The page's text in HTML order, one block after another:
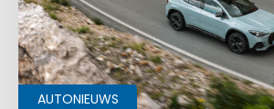
AUTONIEUWS